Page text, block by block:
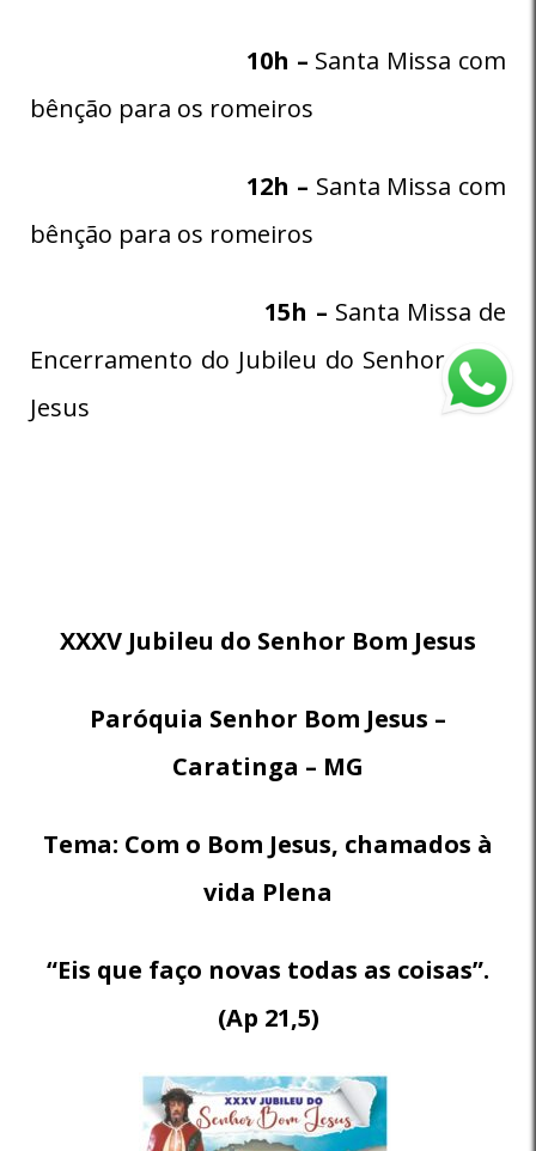
10h – Santa Missa com
bênção para os romeiros
12h – Santa Missa com
bênção para os romeiros
15h – Santa Missa de
Encerramento do Jubileu do Senhor Bom
Jesus
XXXV Jubileu do Senhor Bom Jesus
Paróquia Senhor Bom Jesus –
Caratinga – MG
Tema: Com o Bom Jesus, chamados à
vida Plena
“Eis que faço novas todas as coisas”.
(Ap 21,5)